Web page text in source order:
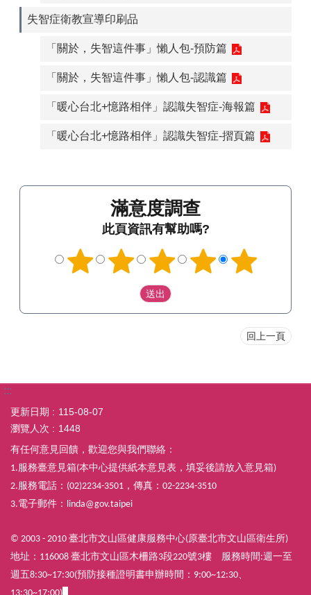
失智症衛教宣導印刷品
「關於，失智這件事」懶人包-預防篇
「關於，失智這件事」懶人包-認識篇
「暖心台北+憶路相伴」認識失智症-海報篇
「暖心台北+憶路相伴」認識失智症-摺頁篇
滿意度調查
此頁資訊有幫助嗎?
回上一頁
:::
更新日期
115-08-07
瀏覽人次
1448
有任何意見回饋，歡迎您與我們聯絡：
1.服務臺意見箱(本中心提供紙本意見表，填妥後請放入意見箱)
2.服務電話： (02)2234-3501 ，傳真： 02-2234-3510
3.電子郵件： linda@gov.taipei
© 2003 - 2010 臺北市文山區健康服務中心(原臺北市文山區衛生所)
地址： 116008 臺北市文山區木柵路3段220號3樓 服務時間 :週一至
週五8:30~17:30(預防接種證明書申辦時間： 9:00~12:30、